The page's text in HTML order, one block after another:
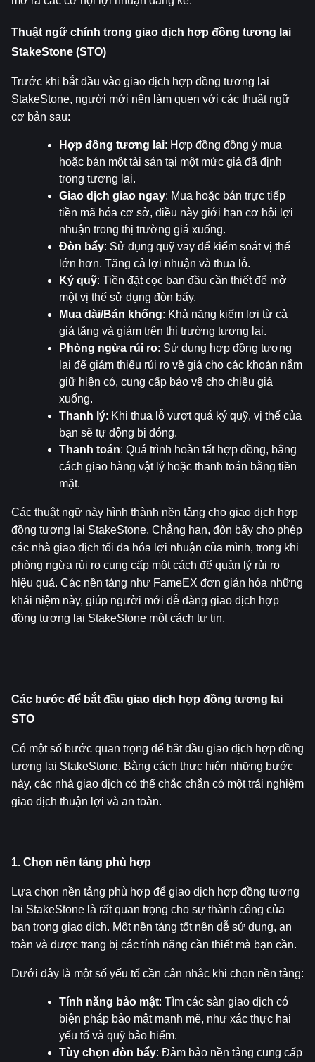
Thuật ngữ chính trong giao dịch hợp đồng tương lai
StakeStone (STO)
Trước khi bắt đầu vào giao dịch hợp đồng tương lai
StakeStone, người mới nên làm quen với các thuật ngữ
cơ bản sau:
Hợp đồng tương lai: Hợp đồng đồng ý mua
hoặc bán một tài sản tại một mức giá đã định
trong tương lai.
Giao dịch giao ngay: Mua hoặc bán trực tiếp
tiền mã hóa cơ sở, điều này giới hạn cơ hội lợi
nhuận trong thị trường giá xuống.
Đòn bẩy: Sử dụng quỹ vay để kiểm soát vị thế
lớn hơn. Tăng cả lợi nhuận và thua lỗ.
Ký quỹ: Tiền đặt cọc ban đầu cần thiết để mở
một vị thế sử dụng đòn bẩy.
Mua dài/Bán khống: Khả năng kiếm lợi từ cả
giá tăng và giảm trên thị trường tương lai.
Phòng ngừa rủi ro: Sử dụng hợp đồng tương
lai để giảm thiểu rủi ro về giá cho các khoản nắm
giữ hiện có, cung cấp bảo vệ cho chiều giá
xuống.
Thanh lý: Khi thua lỗ vượt quá ký quỹ, vị thế của
bạn sẽ tự động bị đóng.
Thanh toán: Quá trình hoàn tất hợp đồng, bằng
cách giao hàng vật lý hoặc thanh toán bằng tiền
mặt.
Các thuật ngữ này hình thành nền tảng cho giao dịch hợp
đồng tương lai StakeStone. Chẳng hạn, đòn bẩy cho phép
các nhà giao dịch tối đa hóa lợi nhuận của mình, trong khi
phòng ngừa rủi ro cung cấp một cách để quản lý rủi ro
hiệu quả. Các nền tảng như FameEX đơn giản hóa những
khái niệm này, giúp người mới dễ dàng giao dịch hợp
đồng tương lai StakeStone một cách tự tin.
Các bước để bắt đầu giao dịch hợp đồng tương lai
STO
Có một số bước quan trọng để bắt đầu giao dịch hợp đồng
tương lai StakeStone. Bằng cách thực hiện những bước
này, các nhà giao dịch có thể chắc chắn có một trải nghiệm
giao dịch thuận lợi và an toàn.
1. Chọn nền tảng phù hợp
Lựa chọn nền tảng phù hợp để giao dịch hợp đồng tương
lai StakeStone là rất quan trọng cho sự thành công của
bạn trong giao dịch. Một nền tảng tốt nên dễ sử dụng, an
toàn và được trang bị các tính năng cần thiết mà bạn cần.
Dưới đây là một số yếu tố cần cân nhắc khi chọn nền tảng:
Tính năng bảo mật: Tìm các sàn giao dịch có
biện pháp bảo mật mạnh mẽ, như xác thực hai
yếu tố và quỹ bảo hiểm.
Tùy chọn đòn bẩy: Đảm bảo nền tảng cung cấp